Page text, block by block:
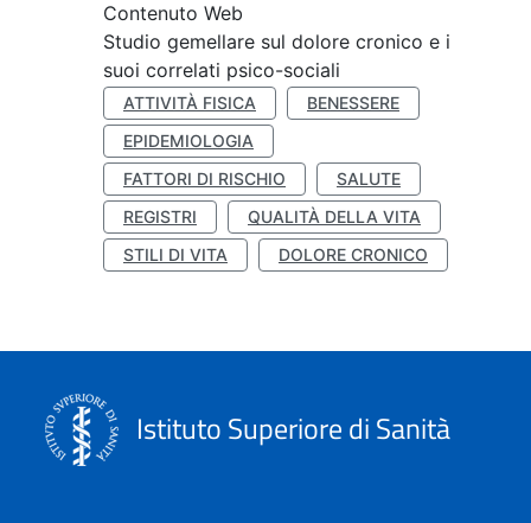
Contenuto Web
Studio gemellare sul dolore cronico e i
suoi correlati psico-sociali
ATTIVITÀ FISICA
BENESSERE
EPIDEMIOLOGIA
FATTORI DI RISCHIO
SALUTE
REGISTRI
QUALITÀ DELLA VITA
STILI DI VITA
DOLORE CRONICO
Istituto Superiore di Sanità